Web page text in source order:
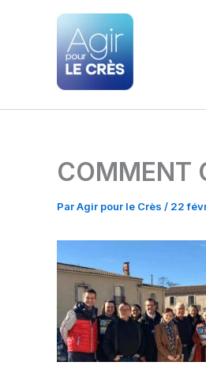
COMMENT
ParAgir pour le Crès / 22